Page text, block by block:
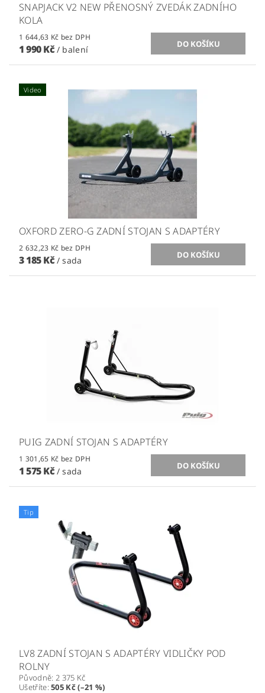
SNAPJACK V2 NEW PŘENOSNÝ ZVEDÁK ZADNÍHO
KOLA
1 644,63 Kč bez DPH
1 990 Kč / balení
Video
OXFORD ZERO-G ZADNÍ STOJAN S ADAPTÉRY
2 632,23 Kč bez DPH
3 185 Kč / sada
PUIG ZADNÍ STOJAN S ADAPTÉRY
1 301,65 Kč bez DPH
1 575 Kč / sada
Tip
LV8 ZADNÍ STOJAN S ADAPTÉRY VIDLIČKY POD
ROLNY
Původně: 2 375 Kč
Ušetříte:505 Kč (–21 %)